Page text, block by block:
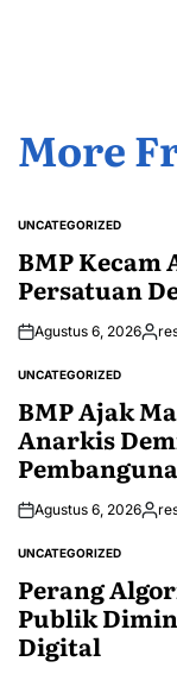
More
POSTED
UNCATEGORIZED
BMP Kecam
Persatuan
Agustus 6, 2026
POSTED
UNCATEGORIZED
BMP Ajak
Anarkis
Agustus 6, 2026
POSTED
UNCATEGORIZED
Perang
Publik
Digital